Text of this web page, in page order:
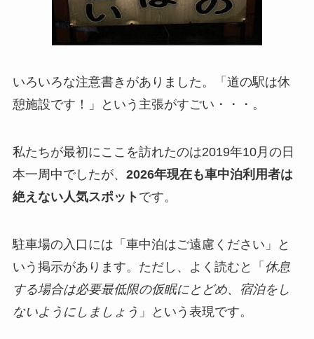
いろいろな注意書きがありました。「道の駅は休
憩施設です！」という主張がすごい・・・。
私たちが最初にここを訪れたのは2019年10月の日
本一周中でしたが、 2026年現在も車中泊利用者は
絶えない人気スポット です。
駐車場の入口には「車中泊はご遠慮ください」と
いう掲示があります。ただし、よく読むと「 休息
する場合は必要最低限の仮眠にとどめ、宿泊をし
ないようにしましょう 」という表現です。